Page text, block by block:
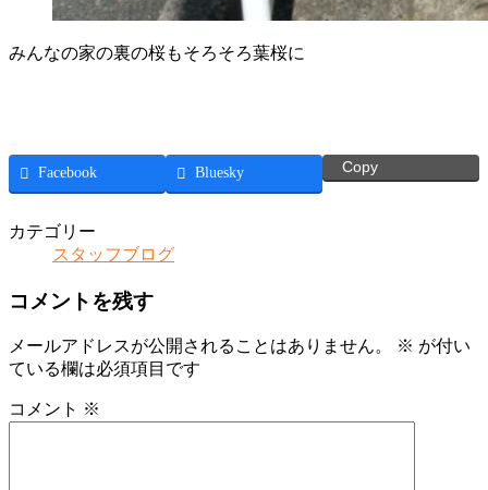
みんなの家の裏の桜もそろそろ葉桜に
Facebook Bluesky Copy
カテゴリー
スタッフブログ
コメントを残す
メールアドレスが公開されることはありません。 ※ が付い
ている欄は必須項目です
コメント ※